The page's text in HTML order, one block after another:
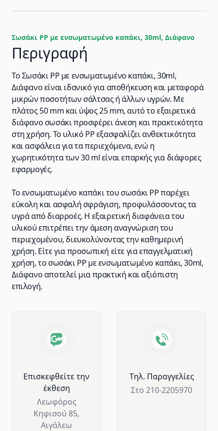
Σωσάκι PP με ενσωματωμένο καπάκι, 30ml, Διάφανο
Περιγραφή
Το Σωσάκι PP με ενσωματωμένο καπάκι, 30ml,
Διάφανο είναι ιδανικό για αποθήκευση και μεταφορά
μικρών ποσοτήτων σάλτσας ή άλλων υγρών. Με
πλάτος 50 mm και ύψος 25 mm, αυτό το εξαιρετικά
διάφανο σωσάκι προσφέρει άνεση και πρακτικότητα
στη χρήση. Το υλικό PP εξασφαλίζει ανθεκτικότητα
και ασφάλεια για τα περιεχόμενα, ενώ η
χωρητικότητα των 30 ml είναι επαρκής για διάφορες
εφαρμογές.
Το ενσωματωμένο καπάκι του σωσάκι PP παρέχει
εύκολη και ασφαλή σφράγιση, προφυλάσσοντας τα
υγρά από διαρροές. Η εξαιρετική διαφάνεια του
υλικού επιτρέπει την άμεση αναγνώριση του
περιεχομένου, διευκολύνοντας την καθημερινή
χρήση. Είτε για προσωπική είτε για επαγγελματική
χρήση, το σωσάκι PP με ενσωματωμένο καπάκι, 30ml,
Διάφανο αποτελεί μια πρακτική και αξιόπιστη
επιλογή.
Επισκεφθείτε την
έκθεση
Λεωφόρος
Κηφισού 85,
Αιγάλεω
Tηλ. Παραγγελίες
Στο 210-2205970